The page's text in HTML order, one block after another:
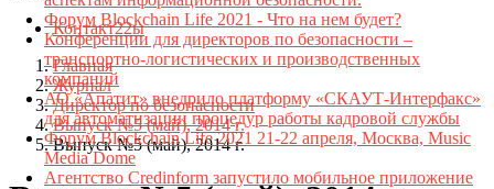
Форум Blockchain Life 2021 - Что на нем будет?
Конференции для директоров по безопасности –
транспортно-логистических и производственных
компаний
АО «Апатит» внедрило платформу «СКАУТ-Интерфакс»
для автоматизации процедур работы кадровой службы
Форум Blockchain Life 2021 21-22 апреля, Москва, Music
Media Dome
Агентство Credinform запустило мобильное приложение
Контакт22ы
Главная
Журнал
Директор по безопасности
Выпуск №5 (май), 2014 г.
Выпуск №5 (май), 2014 г.